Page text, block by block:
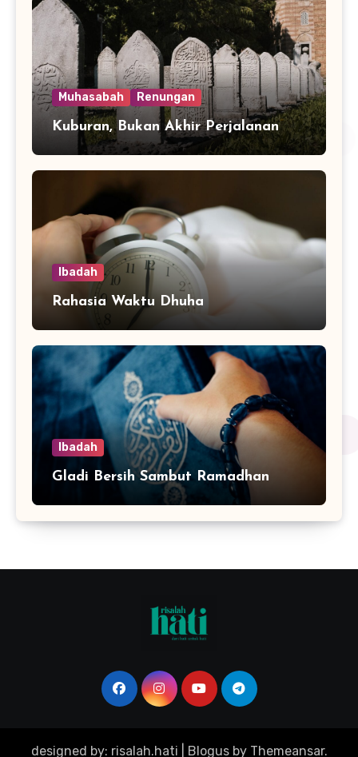
Muhasabah Renungan
Kuburan, Bukan Akhir Perjalanan
Ibadah
Rahasia Waktu Dhuha
Ibadah
Gladi Bersih Sambut Ramadhan
designed by: risalah.hati Blogusby Themeansar.